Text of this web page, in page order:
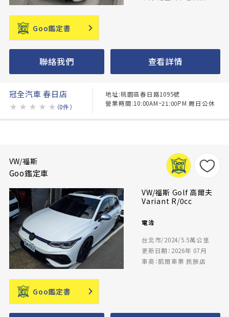
Goo鑑定書
聯絡我們 查看詳情
冠全汽車 春日店
★ ★ ★ ★ ★ （0件）
地址:桃園區春日路1095號
營業時間:10:00AM~21:00PM 周日公休
VW/福斯
Goo鑑定車
VW/福斯 Golf 高爾夫
Variant R/0cc
電洽
台北市/2024/5.5萬公里
更新日期：2026年 07月
車商：凱爾車業 民族店
Goo鑑定書